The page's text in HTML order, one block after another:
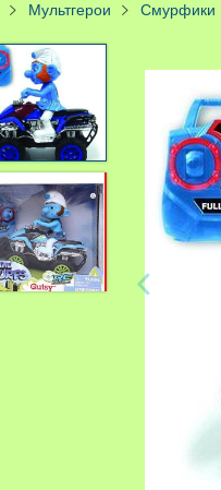
Мультгерои Смурфики